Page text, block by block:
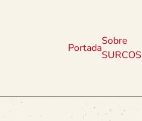
Portada
Sobre
SURCOS